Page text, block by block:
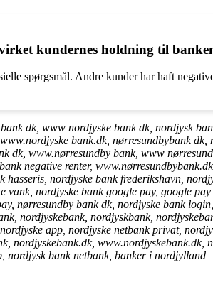
kundernes holdning til
spørgsmål. Andre kunder har haft
dk, www nordjyske bank dk, nordjysk
bank.dk, nørresundbybank
dk, www.nørresundby bank, www
negative renter,
nordjyske bank frederikshavn,
nordjyske bank google pay, google
nørresundby bank dk, nordjyske bank
nordjyskebank, nordjyskbank,
app, nordjyske netbank privat,
nordjyskebank.dk, www.nordjyskebank.dk,
nordjysk bank netbank, banker i nordjylland